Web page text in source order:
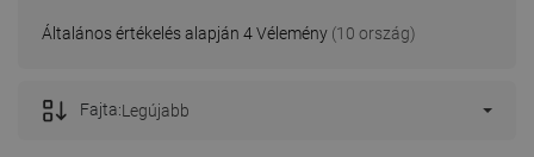
Általános értékelés alapján 4 Vélemény (10 ország)
Fajta:Legújabb